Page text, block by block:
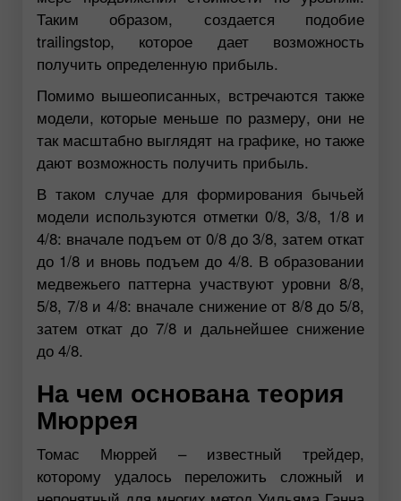
Таким образом, создается подобие
trailingstop, которое дает возможность
получить определенную прибыль.
Помимо вышеописанных, встречаются также
модели, которые меньше по размеру, они не
так масштабно выглядят на графике, но также
дают возможность получить прибыль.
В таком случае для формирования бычьей
модели используются отметки 0/8, 3/8, 1/8 и
4/8: вначале подъем от 0/8 до 3/8, затем откат
до 1/8 и вновь подъем до 4/8. В образовании
медвежьего паттерна участвуют уровни 8/8,
5/8, 7/8 и 4/8: вначале снижение от 8/8 до 5/8,
затем откат до 7/8 и дальнейшее снижение
до 4/8.
На чем основана теория
Мюррея
Томас Мюррей – известный трейдер,
которому удалось переложить сложный и